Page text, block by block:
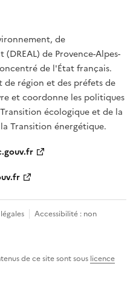
de
de Provence-Alpes-
de l'État français.
de région et des préfets de
et coordonne les politiques
écologique et de la
Transition énergétique.
Accessibilité : non
de ce site sont sous licence